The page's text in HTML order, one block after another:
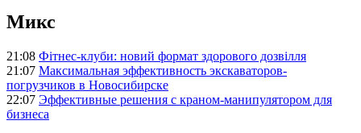
Микс
21:08 Фітнес-клуби: новий формат здорового дозвілля
21:07 Максимальная эффективность экскаваторов-
погрузчиков в Новосибирске
22:07 Эффективные решения с краном-манипулятором для
бизнеса